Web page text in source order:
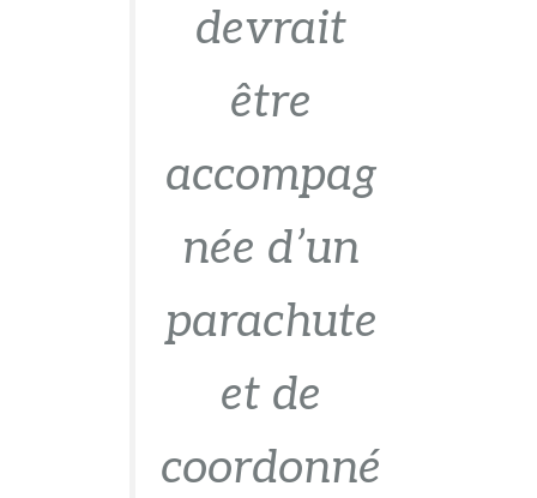
devrait
être
accompag
née d’un
parachute
et de
coordonné